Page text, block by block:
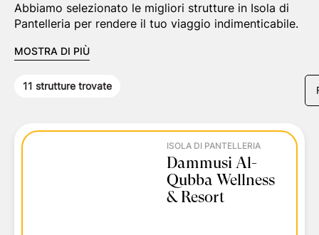
Abbiamo selezionato le migliori strutture in Isola di
Pantelleria per rendere il tuo viaggio indimenticabile.
MOSTRA DI PIÙ
11 strutture trovate
ISOLA DI PANTELLERIA
Dammusi Al-
Qubba Wellness
& Resort